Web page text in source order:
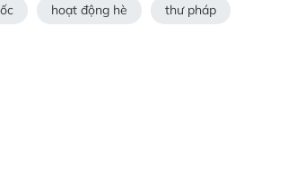
hoạt động hè thư pháp